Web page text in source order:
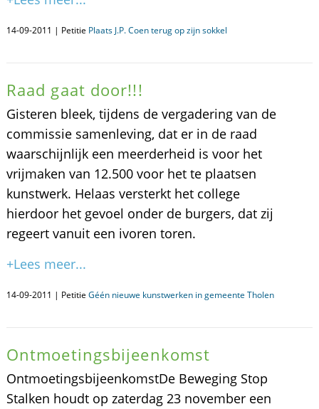
14-09-2011 | Petitie Plaats J.P. Coen terug op zijn sokkel
Raad gaat door!!!
Gisteren bleek, tijdens de vergadering van de
commissie samenleving, dat er in de raad
waarschijnlijk een meerderheid is voor het
vrijmaken van 12.500 voor het te plaatsen
kunstwerk. Helaas versterkt het college
hierdoor het gevoel onder de burgers, dat zij
regeert vanuit een ivoren toren.
+Lees meer...
14-09-2011 | Petitie Géén nieuwe kunstwerken in gemeente Tholen
Ontmoetingsbijeenkomst
OntmoetingsbijeenkomstDe Beweging Stop
Stalken houdt op zaterdag 23 november een